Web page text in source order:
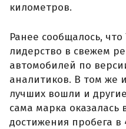
километров.
Ранее сообщалось, что
лидерство в свежем
автомобилей по
аналитиков. В том же
лучших вошли и
сама марка оказалась
достижения пробега в